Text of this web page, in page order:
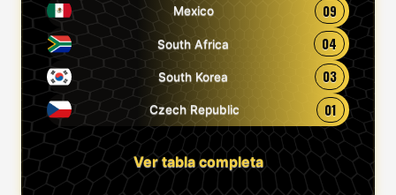
Mexico 09
South Africa 04
South Korea 03
Czech Republic 01
Ver tabla completa